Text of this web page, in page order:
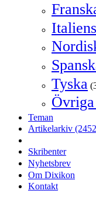
Tyska
Teman
Artikelarkiv
Skribenter
Nyhetsbrev
Om Dixikon
Kontakt